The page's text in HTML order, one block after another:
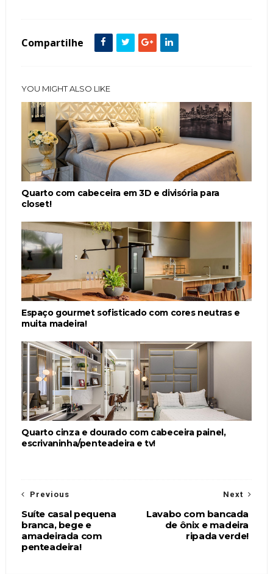
Compartilhe
YOU MIGHT ALSO LIKE
Quarto com cabeceira em 3D e divisória para
closet!
Espaço gourmet sofisticado com cores neutras e
muita madeira!
Quarto cinza e dourado com cabeceira painel,
escrivaninha/penteadeira e tv!
Next
Lavabo com bancada
de ônix e madeira
ripada verde!
Previous
Suíte casal pequena
branca, bege e
amadeirada com
penteadeira!